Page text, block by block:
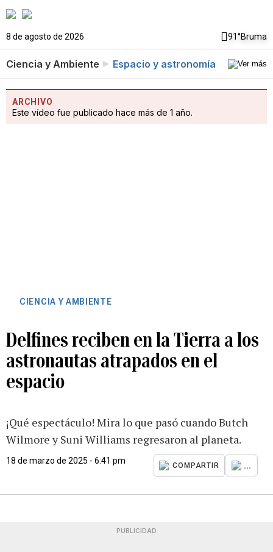
8 de agosto de 2026 91°Bruma
Ciencia y Ambiente Espacio y astronomía
ARCHIVO
Este vídeo fue publicado hace más de 1 año.
CIENCIA Y AMBIENTE
Delfines reciben en la Tierra a los
astronautas atrapados en el
espacio
¡Qué espectáculo! Mira lo que pasó cuando Butch
Wilmore y Suni Williams regresaron al planeta.
18 de marzo de 2025 - 6:41 pm
COMPARTIR ...
PUBLICIDAD